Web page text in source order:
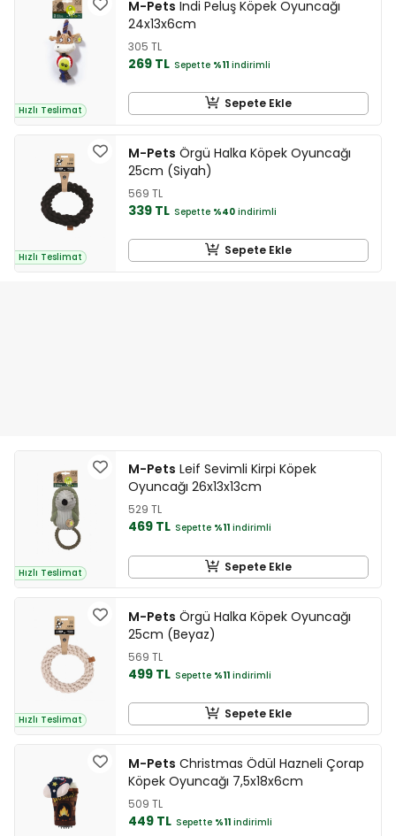
Hızlı Teslimat
M-Pets Indi Peluş Köpek Oyuncağı
24x13x6cm
305 TL
269 TL Sepette %11 indirimli
Sepete Ekle
Hızlı Teslimat
M-Pets Örgü Halka Köpek Oyuncağı
25cm (Siyah)
569 TL
339 TL Sepette %40 indirimli
Sepete Ekle
Hızlı Teslimat
M-Pets Leif Sevimli Kirpi Köpek
Oyuncağı 26x13x13cm
529 TL
469 TL Sepette %11 indirimli
Sepete Ekle
Hızlı Teslimat
M-Pets Örgü Halka Köpek Oyuncağı
25cm (Beyaz)
569 TL
499 TL Sepette %11 indirimli
Sepete Ekle
M-Pets Christmas Ödül Hazneli Çorap
Köpek Oyuncağı 7,5x18x6cm
509 TL
449 TL Sepette %11 indirimli